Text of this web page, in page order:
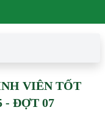
VIÊN TỐT
- ĐỢT 07